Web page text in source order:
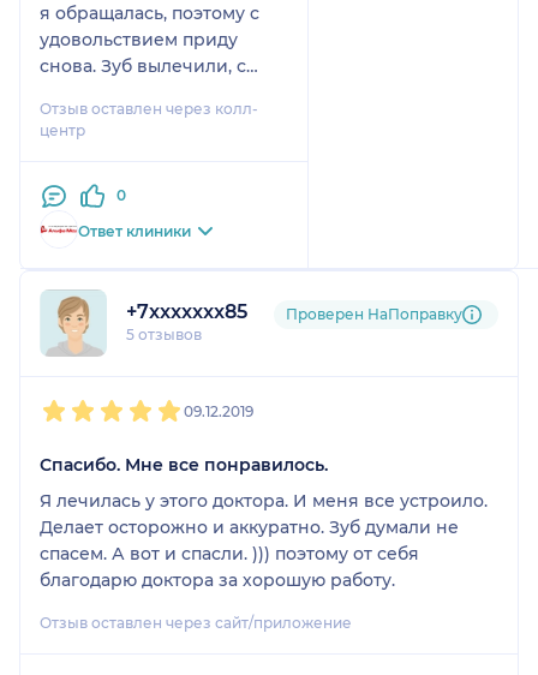
я обращалась, поэтому с
удовольствием приду
снова. Зуб вылечили, с
повторный прием
запишусь по
Стоматолога мне
посоветовала знакомая,
администраторы в ней
работают приветливые,
также очень удобно, что
располагается недалеко от
Отзыв оставлен через колл-
центр
0
Ответ клиники
+7xxxxxxx85
5 отзывов
Проверен НаПоправку
09.12.2019
Спасибо. Мне все понравилось.
Я лечилась у этого доктора. И меня все устроило.
Делает осторожно и аккуратно. Зуб думали не
спасем. А вот и спасли. ))) поэтому от себя
благодарю доктора за хорошую работу.
Отзыв оставлен через сайт/приложение